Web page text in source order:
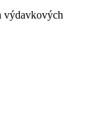
výdavkových